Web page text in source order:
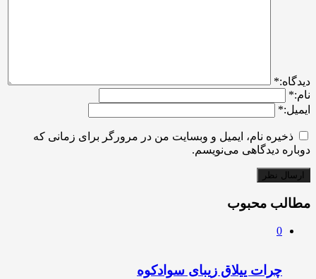
ديدگاه:*
نام:*
ایمیل:*
ذخیره نام، ایمیل و وبسایت من در مرورگر برای زمانی که
دوباره دیدگاهی می‌نویسم.
مطالب محبوب
0
چرات ییلاق زیبای سوادکوه